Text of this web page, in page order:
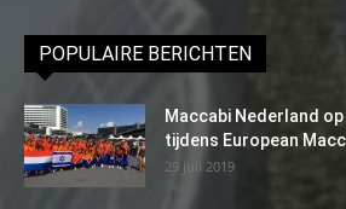
POPULAIRE BERICHTEN
Maccabi Nederland
tijdens European
29 juli 2019